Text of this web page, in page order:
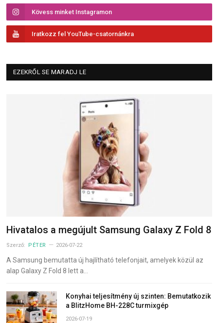
Kövess minket Instagramon
Iratkozz fel YouTube-csatornánkra
EZEKRŐL SE MARADJ LE
Hivatalos a megújult Samsung Galaxy Z Fold 8
Szerző: PÉTER 2026-07-22
A Samsung bemutatta új hajlítható telefonjait, amelyek közül az
alap Galaxy Z Fold 8 lett a…
Konyhai teljesítmény új szinten: Bemutatkozik
a BlitzHome BH-228C turmixgép
2026-07-19